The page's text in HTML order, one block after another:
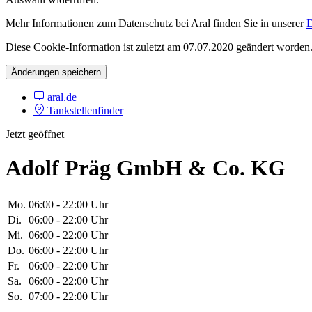
Mehr Informationen zum Datenschutz bei Aral finden Sie in unserer
Diese Cookie-Information ist zuletzt am 07.07.2020 geändert worden.
Änderungen speichern
aral.de
Tankstellenfinder
Jetzt geöffnet
Adolf Präg GmbH & Co. KG
Mo. 06:00 - 22:00 Uhr
Di.
06:00 - 22:00 Uhr
Mi. 06:00 - 22:00 Uhr
Do. 06:00 - 22:00 Uhr
Fr.
06:00 - 22:00 Uhr
Sa.
06:00 - 22:00 Uhr
So. 07:00 - 22:00 Uhr